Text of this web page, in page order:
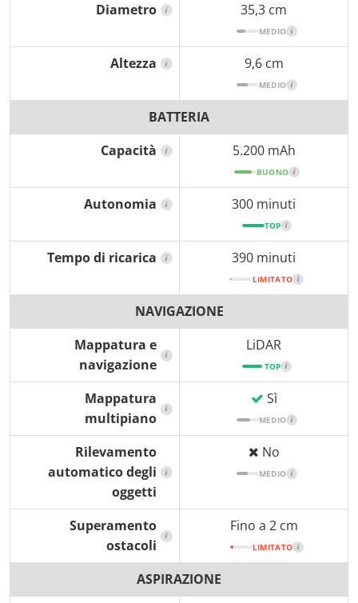
Diametro
i 35,3 cm
MEDIO i
Altezza i 9,6 cm
MEDIO i
BATTERIA
Capacità
i 5.200 mAh
BUONO i
Autonomia i 300 minuti
TOP i
Tempo di ricarica i 390 minuti
LIMITATO i
NAVIGAZIONE
Mappatura e
navigazione
i
LiDAR
TOP i
Mappatura
multipiano
i
Sì
MEDIO i
Rilevamento
automatico degli
oggetti
i
No
MEDIO i
Superamento
ostacoli
i
Fino a 2 cm
LIMITATO i
ASPIRAZIONE